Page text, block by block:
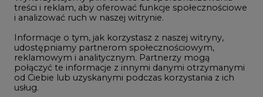
Rozmowy o energetyce
Gospodarka
Geopolityka
LTE450
treści i reklam, aby oferować funkcje społecznościowe
i analizować ruch w naszej witrynie.
Informacje o tym, jak korzystasz z naszej witryny,
udostępniamy partnerom społecznościowym,
reklamowym i analitycznym. Partnerzy mogą
połączyć te informacje z innymi danymi otrzymanymi
od Ciebie lub uzyskanymi podczas korzystania z ich
usług.